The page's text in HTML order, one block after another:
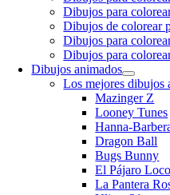
Dibujos para
Dibujos de colorear
Dibujos para
Dibujos para
Dibujos animados
Los mejores dibujos
Mazinger Z
Looney Tunes
Hanna-
Dragon Ball
Bugs Bunny
El Pájaro Loco
La Pantera